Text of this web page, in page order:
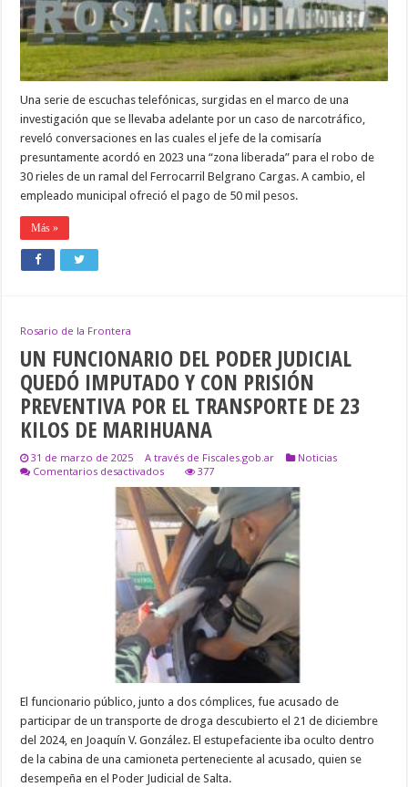
COHECHO
Y
HURTO
DE
RIELES
Una serie de escuchas telefónicas, surgidas en el marco de una
investigación que se llevaba adelante por un caso de narcotráfico,
reveló conversaciones en las cuales el jefe de la comisaría
presuntamente acordó en 2023 una “zona liberada” para el robo de
30 rieles de un ramal del Ferrocarril Belgrano Cargas. A cambio, el
empleado municipal ofreció el pago de 50 mil pesos.
Más »
Rosario de la Frontera
UN FUNCIONARIO DEL PODER JUDICIAL
QUEDÓ IMPUTADO Y CON PRISIÓN
PREVENTIVA POR EL TRANSPORTE DE 23
KILOS DE MARIHUANA
31 de marzo de 2025 A través de Fiscales.gob.ar
Noticias
Comentarios desactivadosen
UN
FUNCIONARIO
DEL
PODER
JUDICIAL
QUEDÓ
IMPUTADO
Y
CON
PRISIÓN
PREVENTIVA
POR
EL
TRANSPORTE
DE
KILOS
DE
MARIHUANA
377
El funcionario público, junto a dos cómplices, fue acusado de
participar de un transporte de droga descubierto el 21 de diciembre
del 2024, en Joaquín V. González. El estupefaciente iba oculto dentro
de la cabina de una camioneta perteneciente al acusado, quien se
desempeña en el Poder Judicial de Salta.